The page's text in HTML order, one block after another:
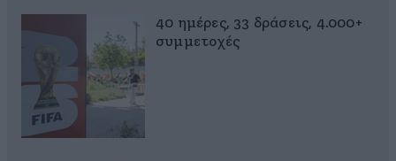
40 ημέρες, 33 δράσεις, 4.000+
συμμετοχές